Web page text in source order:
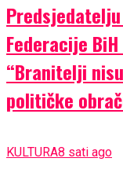
Federacije
“Branitelji
političke
KULTURA8 sati ago